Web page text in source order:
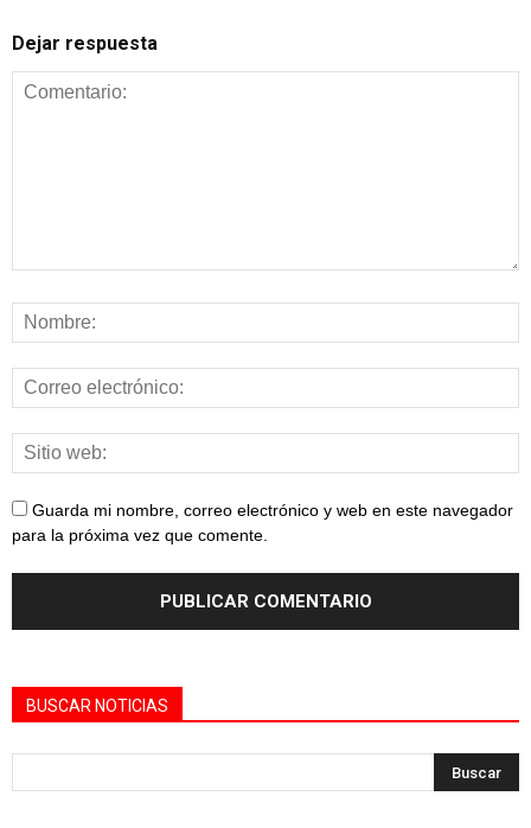
Dejar respuesta
Guarda mi nombre, correo electrónico y web en este navegador
para la próxima vez que comente.
BUSCAR NOTICIAS